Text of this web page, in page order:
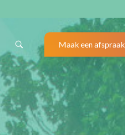
Maak een afspraak